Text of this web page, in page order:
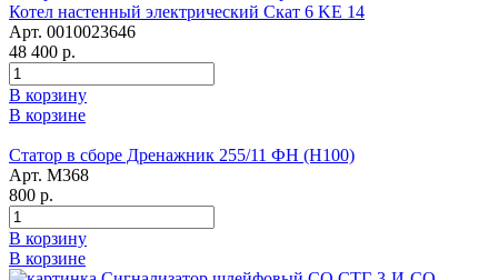
Котел настенный электрический Скат 6 KE 14
Арт. 0010023646
48 400 р.
В корзину
В корзине
Статор в сборе Дренажник 255/11 ФН (Н100)
Арт. М368
800 р.
В корзину
В корзине